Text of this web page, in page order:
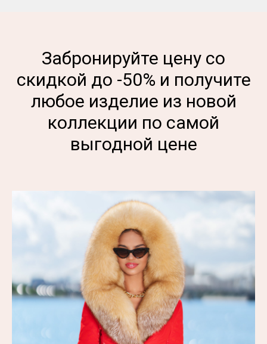
Забронируйте цену со
скидкой до -50% и получите
любое изделие из новой
коллекции по самой
выгодной цене